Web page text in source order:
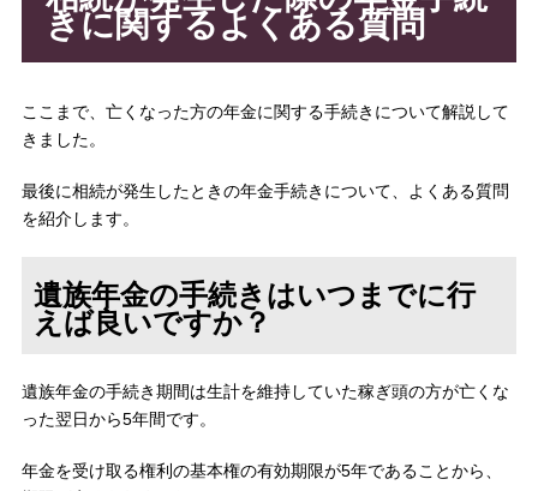
きに関するよくある質問
ここまで、亡くなった方の年金に関する手続きについて解説して
きました。
最後に相続が発生したときの年金手続きについて、よくある質問
を紹介します。
遺族年金の手続きはいつまでに行
えば良いですか？
遺族年金の手続き期間は生計を維持していた稼ぎ頭の方が亡くな
った翌日から5年間です。
年金を受け取る権利の基本権の有効期限が5年であることから、